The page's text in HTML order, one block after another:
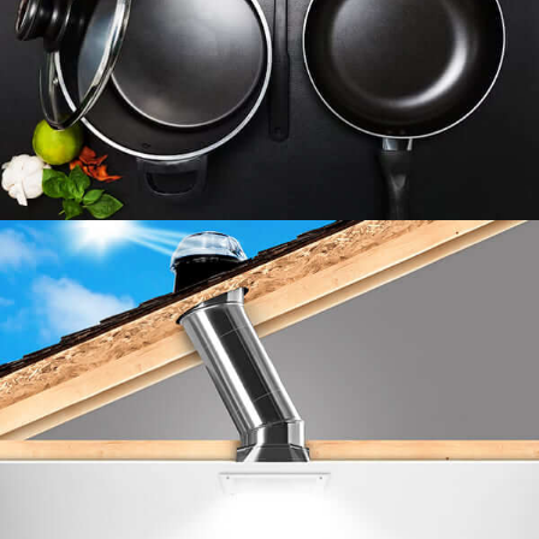
— это инновационные архитектурные решения,
предназначенные для обеспечения естественного
дневного света во внутренних помещениях, где
традиционные окна или мансардные окна могут
оказаться непрактичными..
5052 Алюминиевая полоса для
армирования кабеля